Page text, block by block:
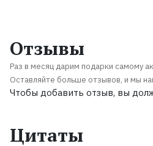
Отзывы
Раз в месяц дарим подарки самому
Оставляйте больше отзывов, и мы
Чтобы добавить отзыв, вы
Цитаты